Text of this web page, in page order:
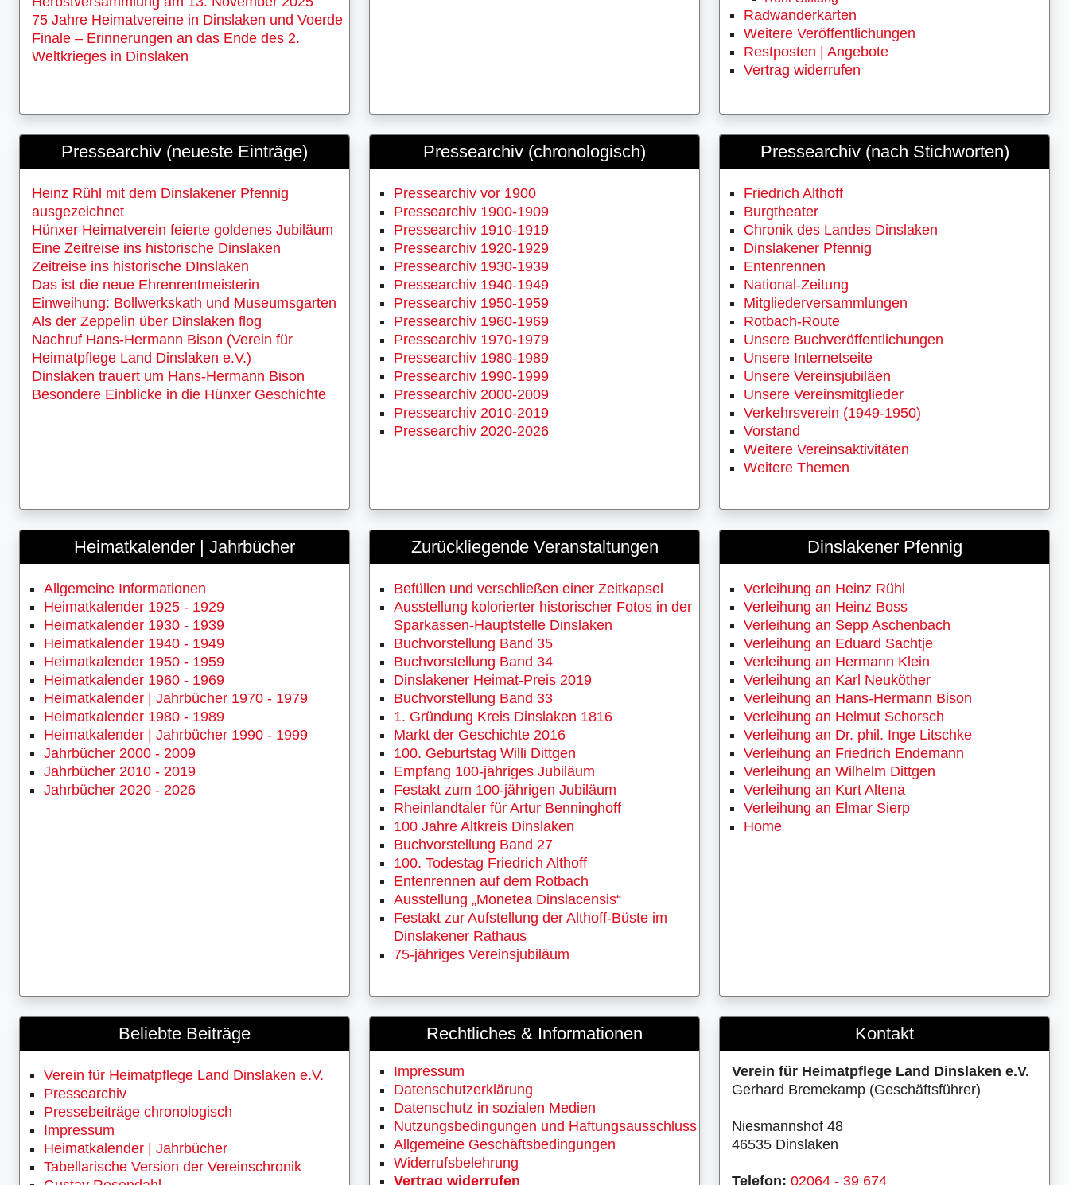
75 Jahre Heimatvereine in Dinslaken und Voerde
Finale – Erinnerungen an das Ende des 2.
Weltkrieges in Dinslaken
Radwanderkarten
Weitere Veröffentlichungen
Restposten | Angebote
Vertrag widerrufen
Pressearchiv (neueste Einträge)
Heinz Rühl mit dem Dinslakener Pfennig
ausgezeichnet
Hünxer Heimatverein feierte goldenes Jubiläum
Eine Zeitreise ins historische Dinslaken
Zeitreise ins historische DInslaken
Das ist die neue Ehrenrentmeisterin
Einweihung: Bollwerkskath und Museumsgarten
Als der Zeppelin über Dinslaken flog
Nachruf Hans-Hermann Bison (Verein für
Heimatpflege Land Dinslaken e.V.)
Dinslaken trauert um Hans-Hermann Bison
Besondere Einblicke in die Hünxer Geschichte
Pressearchiv (chronologisch)
Pressearchiv vor 1900
Pressearchiv 1900-1909
Pressearchiv 1910-1919
Pressearchiv 1920-1929
Pressearchiv 1930-1939
Pressearchiv 1940-1949
Pressearchiv 1950-1959
Pressearchiv 1960-1969
Pressearchiv 1970-1979
Pressearchiv 1980-1989
Pressearchiv 1990-1999
Pressearchiv 2000-2009
Pressearchiv 2010-2019
Pressearchiv 2020-2026
Pressearchiv (nach Stichworten)
Friedrich Althoff
Burgtheater
Chronik des Landes Dinslaken
Dinslakener Pfennig
Entenrennen
National-Zeitung
Mitgliederversammlungen
Rotbach-Route
Unsere Buchveröffentlichungen
Unsere Internetseite
Unsere Vereinsjubiläen
Unsere Vereinsmitglieder
Verkehrsverein (1949-1950)
Vorstand
Weitere Vereinsaktivitäten
Weitere Themen
Heimatkalender | Jahrbücher
Allgemeine Informationen
Heimatkalender 1925 - 1929
Heimatkalender 1930 - 1939
Heimatkalender 1940 - 1949
Heimatkalender 1950 - 1959
Heimatkalender 1960 - 1969
Heimatkalender | Jahrbücher 1970 - 1979
Heimatkalender 1980 - 1989
Heimatkalender | Jahrbücher 1990 - 1999
Jahrbücher 2000 - 2009
Jahrbücher 2010 - 2019
Jahrbücher 2020 - 2026
Zurückliegende Veranstaltungen
Befüllen und verschließen einer Zeitkapsel
Ausstellung kolorierter historischer Fotos in der
Sparkassen-Hauptstelle Dinslaken
Buchvorstellung Band 35
Buchvorstellung Band 34
Dinslakener Heimat-Preis 2019
Buchvorstellung Band 33
1. Gründung Kreis Dinslaken 1816
Markt der Geschichte 2016
100. Geburtstag Willi Dittgen
Empfang 100-jähriges Jubiläum
Festakt zum 100-jährigen Jubiläum
Rheinlandtaler für Artur Benninghoff
100 Jahre Altkreis Dinslaken
Buchvorstellung Band 27
100. Todestag Friedrich Althoff
Entenrennen auf dem Rotbach
Ausstellung „Monetea Dinslacensis“
Festakt zur Aufstellung der Althoff-Büste im
Dinslakener Rathaus
75-jähriges Vereinsjubiläum
Dinslakener Pfennig
Verleihung an Heinz Rühl
Verleihung an Heinz Boss
Verleihung an Sepp Aschenbach
Verleihung an Eduard Sachtje
Verleihung an Hermann Klein
Verleihung an Karl Neuköther
Verleihung an Hans-Hermann Bison
Verleihung an Helmut Schorsch
Verleihung an Dr. phil. Inge Litschke
Verleihung an Friedrich Endemann
Verleihung an Wilhelm Dittgen
Verleihung an Kurt Altena
Verleihung an Elmar Sierp
Home
Beliebte Beiträge
Verein für Heimatpflege Land Dinslaken e.V.
Pressearchiv
Pressebeiträge chronologisch
Impressum
Heimatkalender | Jahrbücher
Tabellarische Version der Vereinschronik
Rechtliches & Informationen
Impressum
Datenschutzerklärung
Datenschutz in sozialen Medien
Nutzungsbedingungen und Haftungsausschluss
Allgemeine Geschäftsbedingungen
Widerrufsbelehrung
Vertrag widerrufen
Kontakt
Verein für Heimatpflege Land Dinslaken e.V.
Gerhard Bremekamp (Geschäftsführer)
Niesmannshof 48
46535 Dinslaken
Telefon: 02064 - 39 674